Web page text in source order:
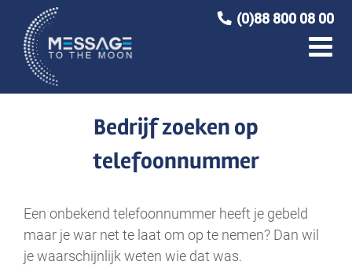
(0)88 800 08 00
naar
inhoud
Bedrijf zoeken op
telefoonnummer
Een onbekend telefoonnummer heeft je gebeld
maar je war net te laat om op te nemen? Dan wil
je waarschijnlijk weten wie dat was.